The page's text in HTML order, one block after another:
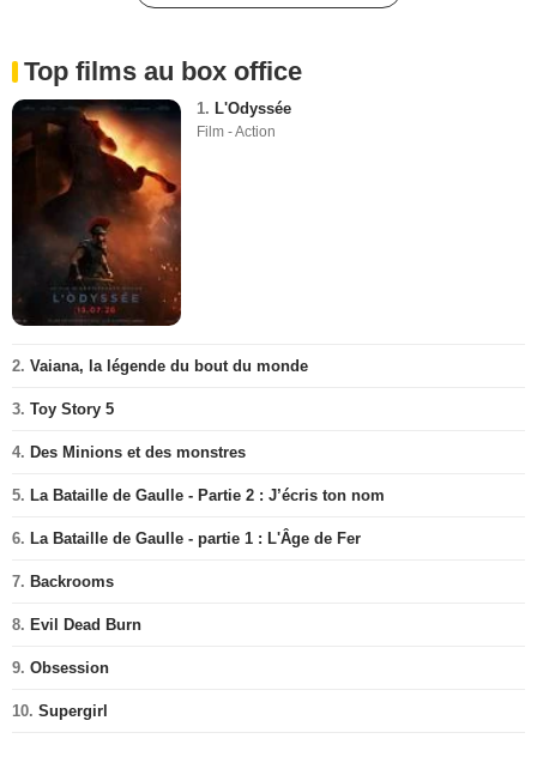
Top films au box office
1. L'Odyssée
Film - Action
2. Vaiana, la légende du bout du monde
3. Toy Story 5
4. Des Minions et des monstres
5. La Bataille de Gaulle - Partie 2 : J’écris ton nom
6. La Bataille de Gaulle - partie 1 : L'Âge de Fer
7. Backrooms
8. Evil Dead Burn
9. Obsession
10. Supergirl